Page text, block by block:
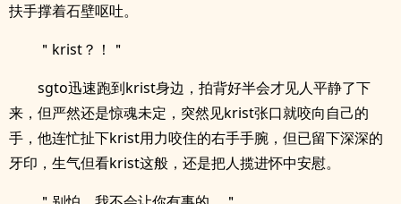
扶手撑着石壁呕吐。
＂krist？！＂
sgto迅速跑到krist身边，拍背好半会才见人平静了下
来，但严然还是惊魂未定，突然见krist张口就咬向自己的
手，他连忙扯下krist用力咬住的右手手腕，但已留下深深的
牙印，生气但看krist这般，还是把人揽进怀中安慰。